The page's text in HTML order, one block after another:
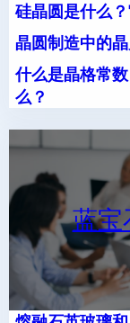
硅晶圆是什么
晶圆制造中的
什么是晶格常
么？
蓝宝